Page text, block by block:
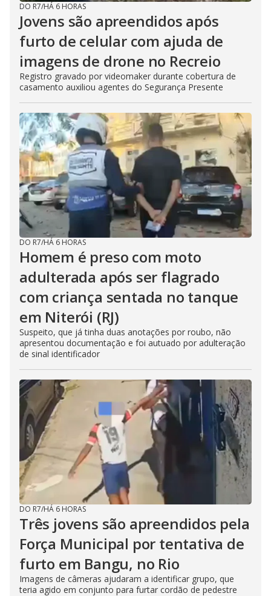
DO R7/HÁ 6 HORAS
Jovens são apreendidos após
furto de celular com ajuda de
imagens de drone no Recreio
Registro gravado por videomaker durante cobertura de
casamento auxiliou agentes do Segurança Presente
DO R7/HÁ 6 HORAS
Homem é preso com moto
adulterada após ser flagrado
com criança sentada no tanque
em Niterói (RJ)
Suspeito, que já tinha duas anotações por roubo, não
apresentou documentação e foi autuado por adulteração
de sinal identificador
DO R7/HÁ 6 HORAS
Três jovens são apreendidos pela
Força Municipal por tentativa de
furto em Bangu, no Rio
Imagens de câmeras ajudaram a identificar grupo, que
teria agido em conjunto para furtar cordão de pedestre